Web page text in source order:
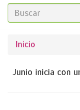
BÚSQUEDA
Se
Inicio
Junio inicia con